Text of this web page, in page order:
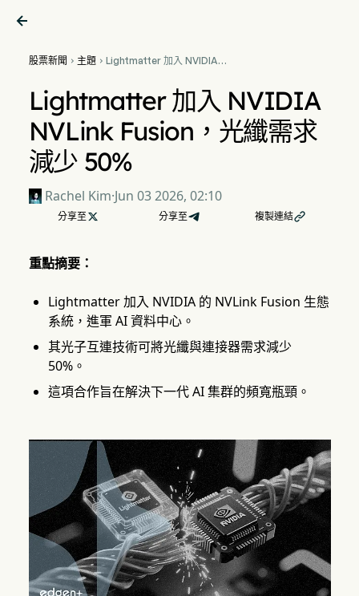

股票新聞  主題 Lightmatter 加入 NVIDIA
Lightmatter 加入 NVIDIA
NVLink Fusion，光纖需求
減少 50%
Rachel Kim·Jun 03 2026, 02:10
分享至  分享至 複製連結
重點摘要：
Lightmatter 加入 NVIDIA 的 NVLink Fusion 生態
系統，進軍 AI 資料中心。
其光子互連技術可將光纖與連接器需求減少
50%。
這項合作旨在解決下一代 AI 集群的頻寬瓶頸。